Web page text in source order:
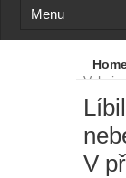
Velmi
je seriál
V